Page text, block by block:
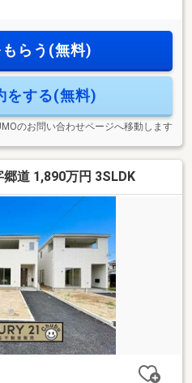
133-301【通話料無
ださい！平日、土日問わずご
ります
らう(無料)
をする(無料)
のお問い合わせページへ移動します
道 1,890万円 3SLDK